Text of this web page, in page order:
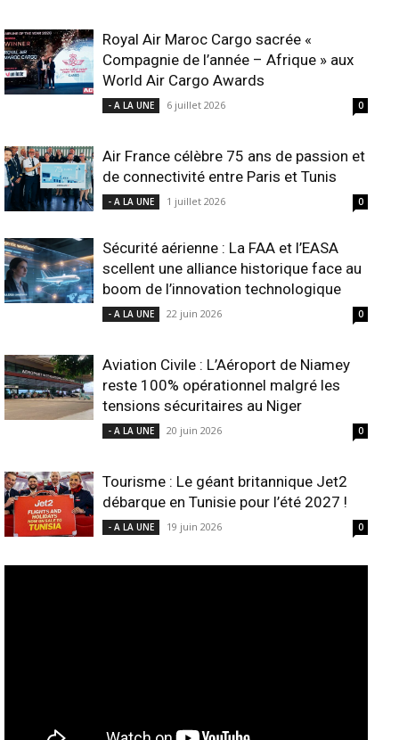
Royal Air Maroc Cargo sacrée «
Compagnie de l’année – Afrique » aux
World Air Cargo Awards
- A LA UNE 6 juillet 2026 0
Air France célèbre 75 ans de passion et
de connectivité entre Paris et Tunis
- A LA UNE 1 juillet 2026 0
Sécurité aérienne : La FAA et l’EASA
scellent une alliance historique face au
boom de l’innovation technologique
- A LA UNE 22 juin 2026 0
Aviation Civile : L’Aéroport de Niamey
reste 100% opérationnel malgré les
tensions sécuritaires au Niger
- A LA UNE 20 juin 2026 0
Tourisme : Le géant britannique Jet2
débarque en Tunisie pour l’été 2027 !
- A LA UNE 19 juin 2026 0